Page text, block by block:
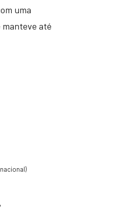
uma
até